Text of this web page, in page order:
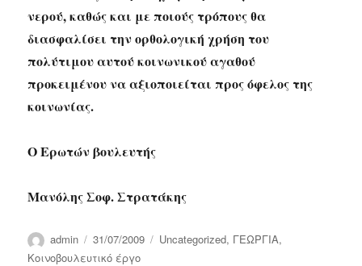
νερού, καθώς και με ποιούς τρόπους θα
διασφαλίσει την ορθολογική χρήση του
πολύτιμου αυτού κοινωνικού αγαθού
προκειμένου να αξιοποιείται προς όφελος της
κοινωνίας.
Ο Ερωτών βουλευτής
Μανόλης Σοφ. Στρατάκης
Author
admin
Posted
on
31/07/2009 Categories
Uncategorized, ΓΕΩΡΓΙΑ,
Κοινοβουλευτικό έργο